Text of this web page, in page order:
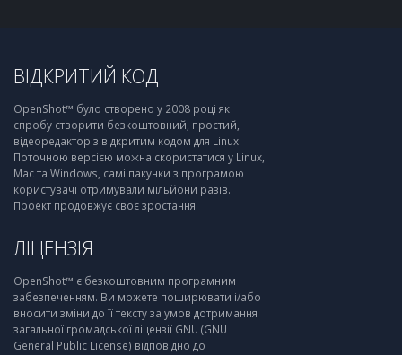
ВІДКРИТИЙ КОД
OpenShot™ було створено у 2008 році як
спробу створити безкоштовний, простий,
відеоредактор з відкритим кодом для Linux.
Поточною версією можна скористатися у Linux,
Mac та Windows, самі пакунки з програмою
користувачі отримували мільйони разів.
Проект продовжує своє зростання!
ЛІЦЕНЗІЯ
OpenShot™ є безкоштовним програмним
забезпеченням. Ви можете поширювати і/або
вносити зміни до її тексту за умов дотримання
загальної громадської ліцензії GNU (GNU
General Public License) відповідно до